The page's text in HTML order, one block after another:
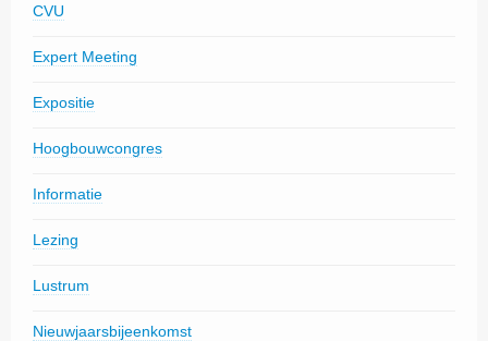
CVU
Expert Meeting
Expositie
Hoogbouwcongres
Informatie
Lezing
Lustrum
Nieuwjaarsbijeenkomst